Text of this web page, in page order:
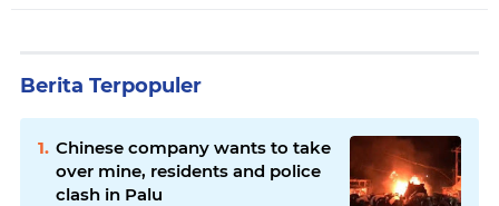
Berita Terpopuler
Chinese company wants to take
over mine, residents and police
clash in Palu